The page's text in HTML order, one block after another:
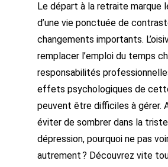
Le départ à la retraite marque
d’une vie ponctuée de
changements importants.
remplacer l’emploi du temps
responsabilités
effets psychologiques de
peuvent être difficiles à gérer.
éviter de sombrer dans la
dépression, pourquoi ne pas
autrement ? Découvrez vite